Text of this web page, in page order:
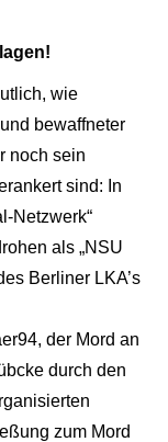
wie
bewaffneter
noch sein
sind: In
Netzwerk“
als „NSU
Berliner LKA’s
der Mord an
durch den
zum Mord